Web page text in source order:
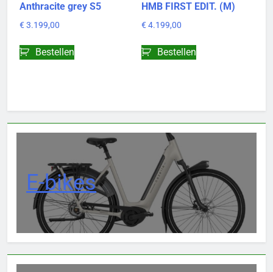
Anthracite grey S5
€ 3.199,00
Bestellen
HMB FIRST EDIT. (M)
€ 4.199,00
Bestellen
E-bikes